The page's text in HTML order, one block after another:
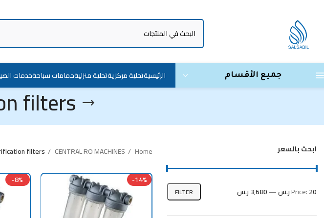
جميع الأقسام الرئيسيةتحلية مركزيةتحلية منزليةحمامات سباحةخدمات
filters
ابحث بالسعر
FILTER Price:20 ر.س —3,680 ر.س
Home
CENTRAL RO MACHINES
filters
-14%
-8%